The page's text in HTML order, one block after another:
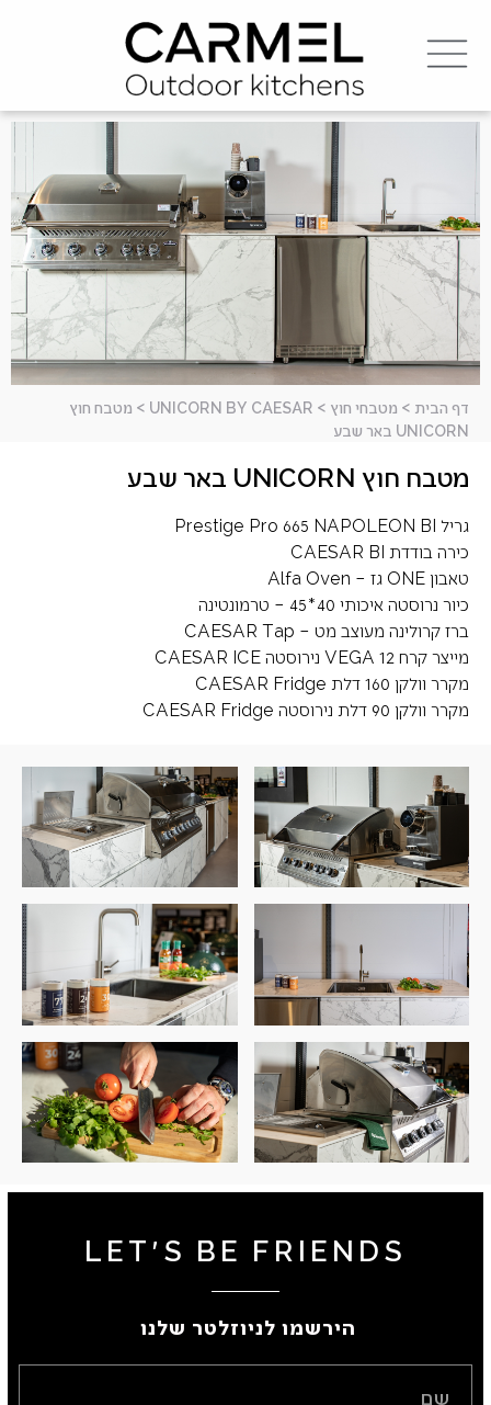
דף הבית > מטבחי חוץ >
UNICORN BY CAESAR
> מטבח חוץ
UNICORN באר שבע
מטבח חוץ UNICORN באר שבע
גריל Prestige Pro 665 NAPOLEON BI
כירה בודדת CAESAR BI
טאבון ONE גז – Alfa Oven
כיור נרוסטה איכותי 40*45 – טרמונטינה
ברז קרולינה מעוצב מט – CAESAR Tap
מייצר קרח VEGA 12 נירוסטה CAESAR ICE
מקרר וולקן 160 דלת CAESAR Fridge
מקרר וולקן 90 דלת נירוסטה CAESAR Fridge
LET'S BE FRIENDS
הירשמו לניוזלטר שלנו ​